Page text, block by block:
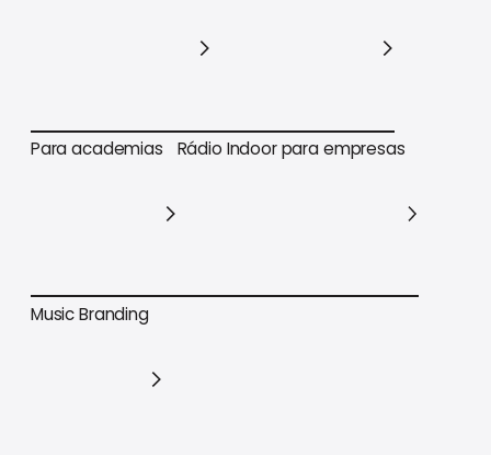
Para varejo em geral Para supermercados
Para academias
Para academias
Rádio Indoor para empresas
Music Branding